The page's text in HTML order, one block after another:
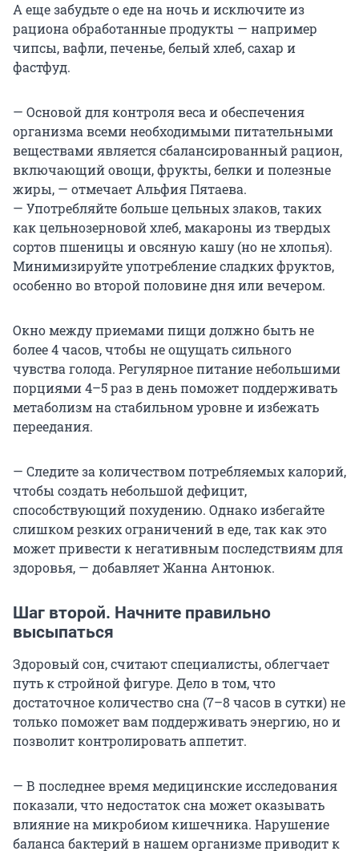
А еще забудьте о еде на ночь и исключите из
рациона обработанные продукты — например
чипсы, вафли, печенье, белый хлеб, сахар и
фастфуд.
— Основой для контроля веса и обеспечения
организма всеми необходимыми питательными
веществами является сбалансированный рацион,
включающий овощи, фрукты, белки и полезные
жиры, — отмечает Альфия Пятаева.
— Употребляйте больше цельных злаков, таких
как цельнозерновой хлеб, макароны из твердых
сортов пшеницы и овсяную кашу (но не хлопья).
Минимизируйте употребление сладких фруктов,
особенно во второй половине дня или вечером.
Окно между приемами пищи должно быть не
более 4 часов, чтобы не ощущать сильного
чувства голода. Регулярное питание небольшими
порциями 4–5 раз в день поможет поддерживать
метаболизм на стабильном уровне и избежать
переедания.
— Следите за количеством потребляемых калорий,
чтобы создать небольшой дефицит,
способствующий похудению. Однако избегайте
слишком резких ограничений в еде, так как это
может привести к негативным последствиям для
здоровья, — добавляет Жанна Антонюк.
Шаг второй. Начните правильно
высыпаться
Здоровый сон, считают специалисты, облегчает
путь к стройной фигуре. Дело в том, что
достаточное количество сна (7–8 часов в сутки) не
только поможет вам поддерживать энергию, но и
позволит контролировать аппетит.
— В последнее время медицинские исследования
показали, что недостаток сна может оказывать
влияние на микробиом кишечника. Нарушение
баланса бактерий в нашем организме приводит к